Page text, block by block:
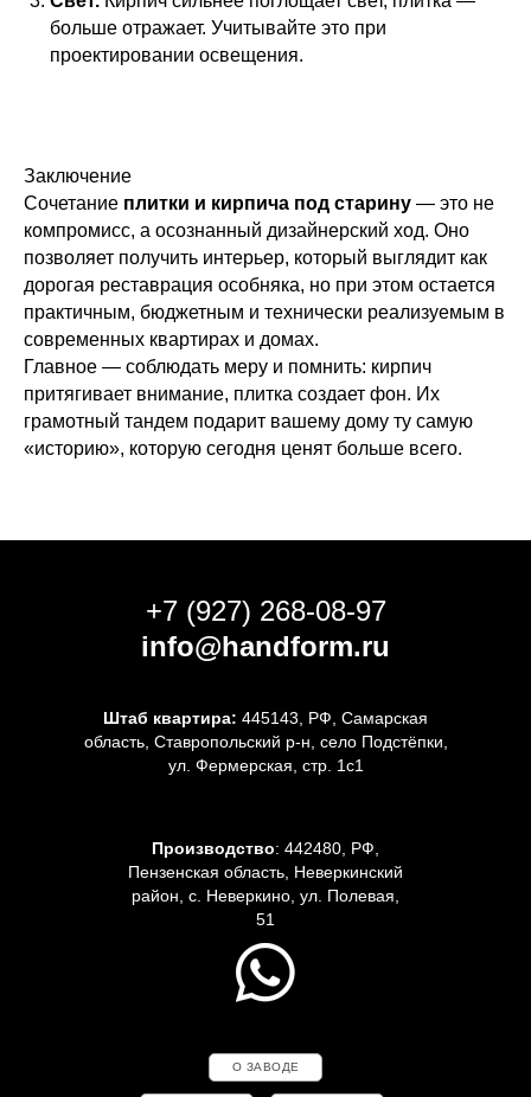
больше отражает. Учитывайте это при
проектировании освещения.
Заключение
Сочетание плитки и кирпича под старину — это не
компромисс, а осознанный дизайнерский ход. Оно
позволяет получить интерьер, который выглядит как
дорогая реставрация особняка, но при этом остается
практичным, бюджетным и технически реализуемым в
современных квартирах и домах.
Главное — соблюдать меру и помнить: кирпич
притягивает внимание, плитка создает фон. Их
грамотный тандем подарит вашему дому ту самую
«историю», которую сегодня ценят больше всего.
О ЗАВОДЕ
+7 (927) 268-08-97
info@handform.ru
Штаб квартира: 445143, РФ, Самарская
область, Ставропольский р-н, село Подстёпки,
ул. Фермерская, стр. 1с1
Производство: 442480, РФ,
Пензенская область, Неверкинский
район, с. Неверкино, ул. Полевая,
51